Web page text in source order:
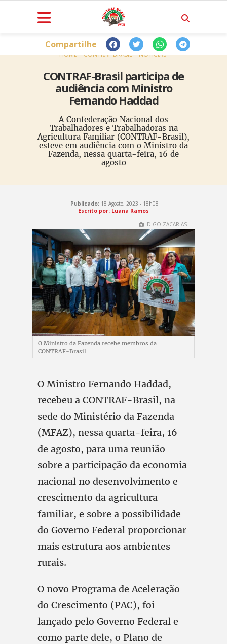
HOME CONTRAF BRASIL NOTÍCIAS
CONTRAF-Brasil participa de
audiência com Ministro
Fernando Haddad
A Confederação Nacional dos
Trabalhadores e Trabalhadoras na
Agricultura Familiar (CONTRAF-Brasil),
esteve em audiência com o Ministro da
Fazenda, nessa quarta-feira, 16 de
agosto
Compartilhe
Publicado:18 Agosto, 2023 - 18h08
Escrito por: Luana Ramos
DIGO ZACARIAS
O Ministro da Fazenda recebe membros da
CONTRAF-Brasil
O Ministro Fernando Haddad,
recebeu a CONTRAF-Brasil, na
sede do Ministério da Fazenda
(MFAZ), nessa quarta-feira, 16
de agosto, para uma reunião
sobre a participação da economia
nacional no desenvolvimento e
crescimento da agricultura
familiar, e sobre a possibilidade
do Governo Federal proporcionar
mais estrutura aos ambientes
rurais.
O novo Programa de Aceleração
do Crescimento (PAC), foi
lançado pelo Governo Federal e
como parte dele, o Plano de